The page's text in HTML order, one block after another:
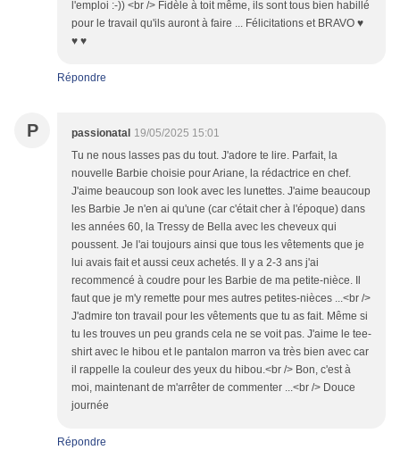
l'emploi :-)) <br /> Fidèle à toit même, ils sont tous bien habillé
pour le travail qu'ils auront à faire ... Félicitations et BRAVO ♥
♥ ♥
Répondre
P passionatal 19/05/2025 15:01
Tu ne nous lasses pas du tout. J'adore te lire. Parfait, la
nouvelle Barbie choisie pour Ariane, la rédactrice en chef.
J'aime beaucoup son look avec les lunettes. J'aime beaucoup
les Barbie Je n'en ai qu'une (car c'était cher à l'époque) dans
les années 60, la Tressy de Bella avec les cheveux qui
poussent. Je l'ai toujours ainsi que tous les vêtements que je
lui avais fait et aussi ceux achetés. Il y a 2-3 ans j'ai
recommencé à coudre pour les Barbie de ma petite-nièce. Il
faut que je m'y remette pour mes autres petites-nièces ...<br />
J'admire ton travail pour les vêtements que tu as fait. Même si
tu les trouves un peu grands cela ne se voit pas. J'aime le tee-
shirt avec le hibou et le pantalon marron va très bien avec car
il rappelle la couleur des yeux du hibou.<br /> Bon, c'est à
moi, maintenant de m'arrêter de commenter ...<br /> Douce
journée
Répondre